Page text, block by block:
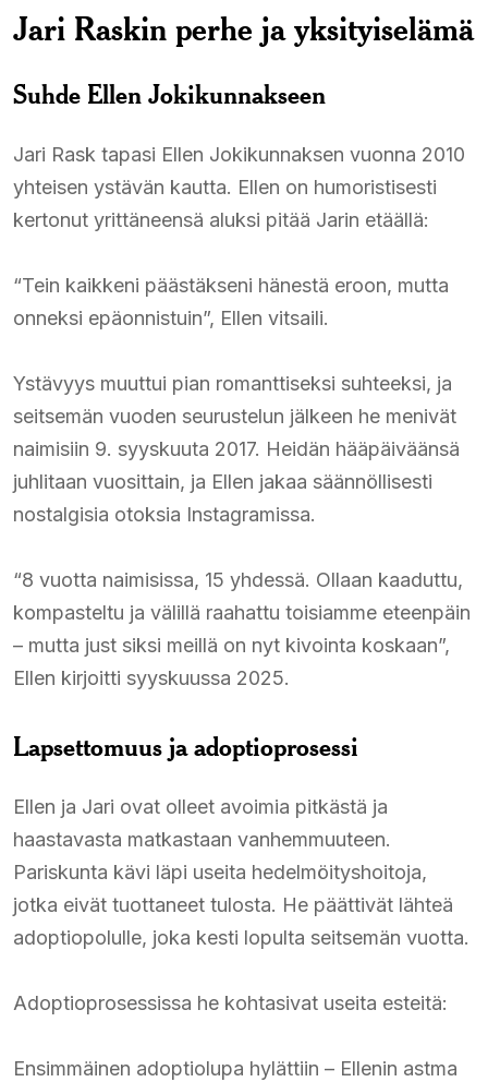
Jari Raskin perhe ja yksityiselämä
Suhde Ellen Jokikunnakseen
Jari Rask tapasi Ellen Jokikunnaksen vuonna 2010
yhteisen ystävän kautta. Ellen on humoristisesti
kertonut yrittäneensä aluksi pitää Jarin etäällä:​
“Tein kaikkeni päästäkseni hänestä eroon, mutta
onneksi epäonnistuin”, Ellen vitsaili.​
Ystävyys muuttui pian romanttiseksi suhteeksi, ja
seitsemän vuoden seurustelun jälkeen he menivät
naimisiin 9. syyskuuta 2017. Heidän hääpäiväänsä
juhlitaan vuosittain, ja Ellen jakaa säännöllisesti
nostalgisia otoksia Instagramissa.​
“8 vuotta naimisissa, 15 yhdessä. Ollaan kaaduttu,
kompasteltu ja välillä raahattu toisiamme eteenpäin
– mutta just siksi meillä on nyt kivointa koskaan”,
Ellen kirjoitti syyskuussa 2025.​
Lapsettomuus ja adoptioprosessi
Ellen ja Jari ovat olleet avoimia pitkästä ja
haastavasta matkastaan vanhemmuuteen.
Pariskunta kävi läpi useita hedelmöityshoitoja,
jotka eivät tuottaneet tulosta. He päättivät lähteä
adoptiopolulle, joka kesti lopulta seitsemän vuotta.​
Adoptioprosessissa he kohtasivat useita esteitä:
Ensimmäinen adoptiolupa hylättiin – Ellenin astma